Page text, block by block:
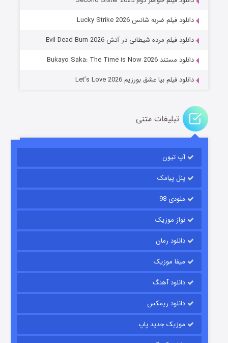
جادوگری در مغولستان
باب اسفنجی فصل ۱۷
قسمت۶ (زیرنویس) منتشر شد
قسمت۱۵ (دوبله) منتشر شد
دانلود فیلم ضربه شانس Lucky Strike 2026
دانلود فیلم مرده شیطانی در آتش Evil Dead Burn 2026
دانلود مستند Bukayo Saka: The Time is Now 2026
دانلود فیلم بیا عشق بورزیم Let’s Love 2026
تبلیغات متنی
آپ تیون
پنل پیامک
ملودی 98
نواز موزیک
دانلود رمان
میفا موزیک
دانلود آهنگ
دانلود ریمکس
موزیک جدید پاپ